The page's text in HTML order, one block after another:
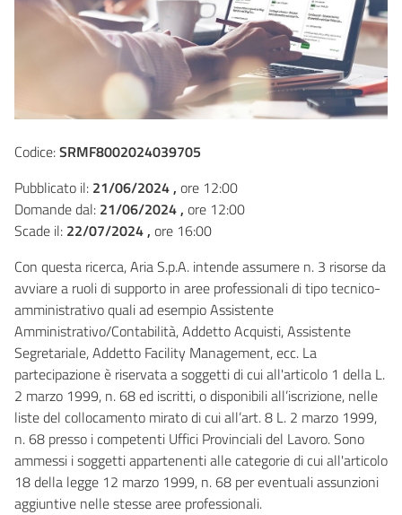
Codice:SRMF8002024039705
Pubblicato il: 21/06/2024 , ore 12:00
Domande dal: 21/06/2024 , ore 12:00
Scade il: 22/07/2024 , ore 16:00
Con questa ricerca, Aria S.p.A. intende assumere n. 3 risorse da
avviare a ruoli di supporto in aree professionali di tipo tecnico-
amministrativo quali ad esempio Assistente
Amministrativo/Contabilità, Addetto Acquisti, Assistente
Segretariale, Addetto Facility Management, ecc. La
partecipazione è riservata a soggetti di cui all'articolo 1 della L.
2 marzo 1999, n. 68 ed iscritti, o disponibili all’iscrizione, nelle
liste del collocamento mirato di cui all’art. 8 L. 2 marzo 1999,
n. 68 presso i competenti Uffici Provinciali del Lavoro. Sono
ammessi i soggetti appartenenti alle categorie di cui all'articolo
18 della legge 12 marzo 1999, n. 68 per eventuali assunzioni
aggiuntive nelle stesse aree professionali.